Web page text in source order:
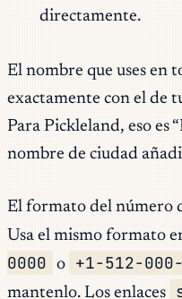
directamente.
El nombre que uses en
exactamente con el de
Para Pickleland, eso es
nombre de ciudad
El formato del número
Usa el mismo formato
0000
o +1-512-
mantenlo. Los enlaces